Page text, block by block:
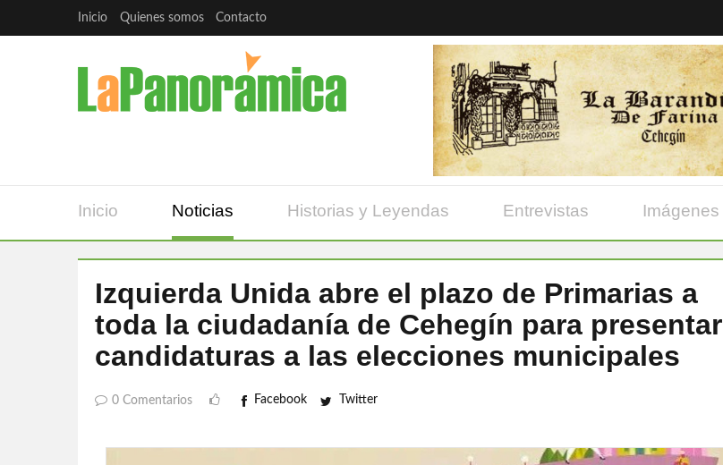
Inicio Quienes somos Contacto
Inicio Noticias Historias y Leyendas Entrevistas Imágenes
Izquierda Unida abre el plazo de Primarias a
toda la ciudadanía de Cehegín para presentar
candidaturas a las elecciones municipales
0 Comentarios Facebook Twitter